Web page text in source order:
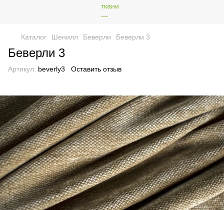
Каталог Шенилл Беверли Беверли 3
Беверли 3
Артикул: beverly3 Оставить отзыв